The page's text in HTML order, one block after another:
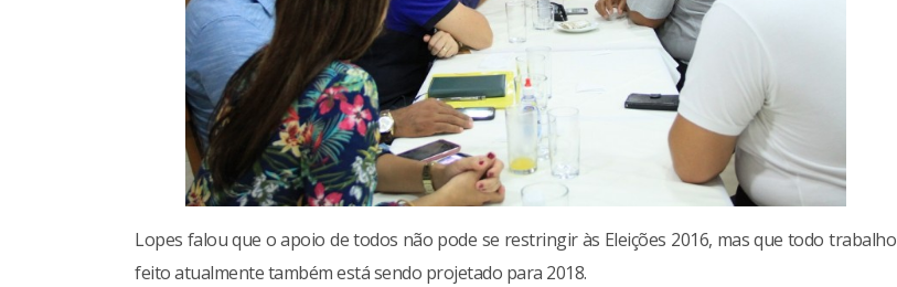
Lopes falou que o apoio de todos não pode se restringir às Eleições 2016, mas que todo trabalho
feito atualmente também está sendo projetado para 2018.